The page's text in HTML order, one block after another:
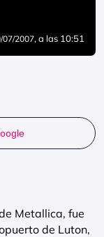
07/2007, a las 10:51
Metallica, fue
de Luton,